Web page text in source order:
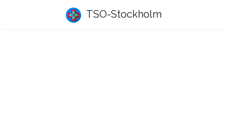
TSO-Stockholm